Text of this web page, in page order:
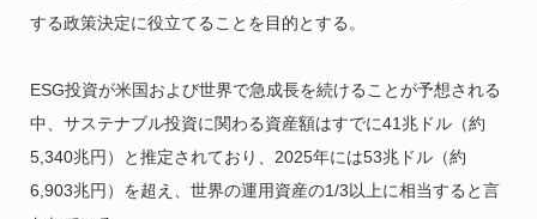
する政策決定に役立てることを目的とする。
ESG投資が米国および世界で急成長を続けることが予想される
中、サステナブル投資に関わる資産額はすでに41兆ドル（約
5,340兆円）と推定されており、2025年には53兆ドル（約
6,903兆円）を超え、世界の運用資産の1/3以上に相当すると言